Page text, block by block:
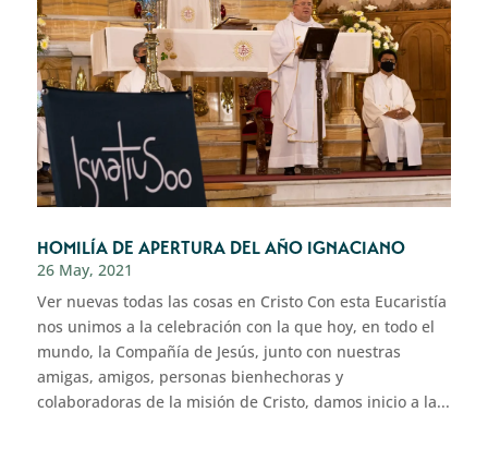
HOMILÍA DE APERTURA DEL AÑO IGNACIANO
26 May, 2021
Ver nuevas todas las cosas en Cristo Con esta Eucaristía
nos unimos a la celebración con la que hoy, en todo el
mundo, la Compañía de Jesús, junto con nuestras
amigas, amigos, personas bienhechoras y
colaboradoras de la misión de Cristo, damos inicio a la...